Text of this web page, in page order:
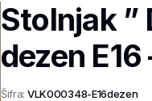
Stolnjak ”
dezen
Šifra: VLK000348-E16dezen